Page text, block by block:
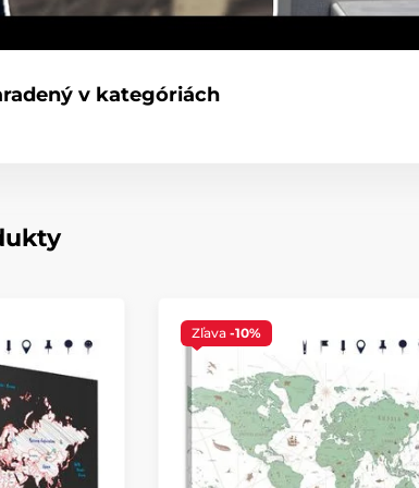
v kategóriách
Zľava -10%